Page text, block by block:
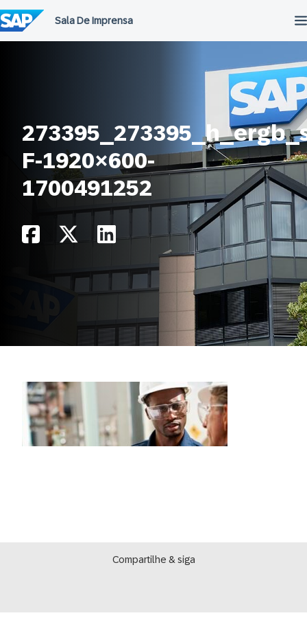
para
o
conteúdo
F-1920×600-
1700491252
Compartilhe & siga